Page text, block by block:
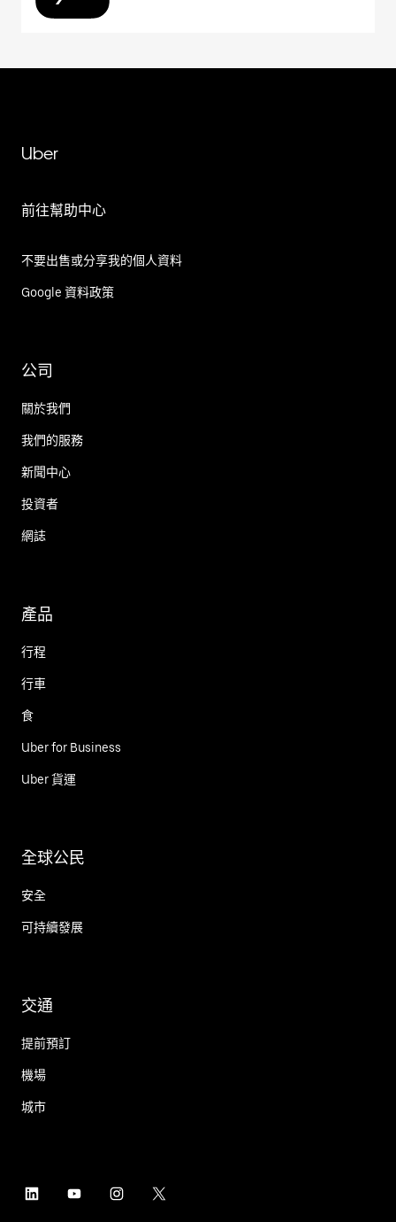
Uber
前往幫助中心
不要出售或分享我的個人資料
Google 資料政策
公司
關於我們
我們的服務
新聞中心
投資者
網誌
產品
行程
行車
食
Uber for Business
Uber 貨運
全球公民
安全
可持續發展
交通
提前預訂
機場
城市